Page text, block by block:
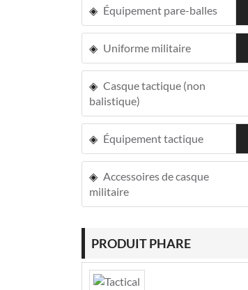
Équipement pare-balles
Uniforme militaire
Casque tactique (non
balistique)
Équipement tactique
Accessoires de casque
militaire
PRODUIT PHARE